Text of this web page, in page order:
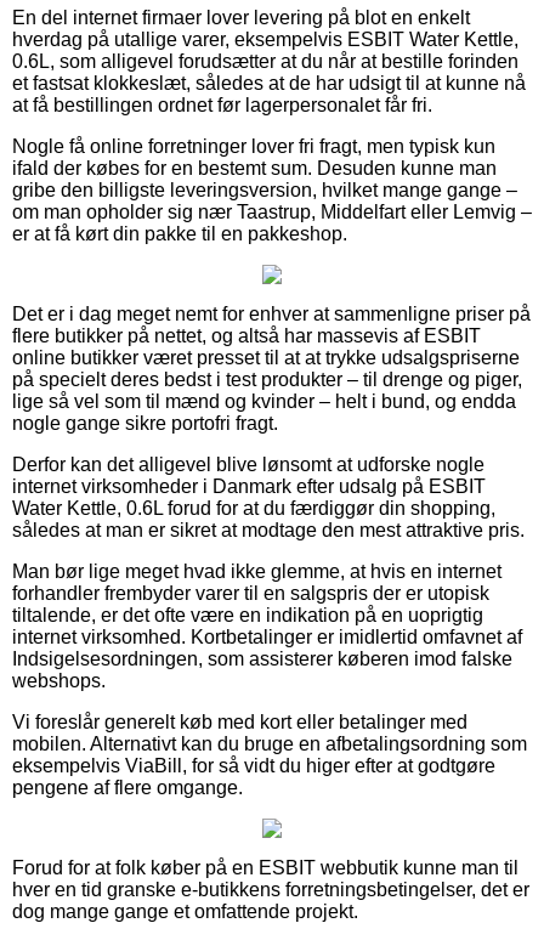
En del internet firmaer lover levering på blot en enkelt
hverdag på utallige varer, eksempelvis ESBIT Water Kettle,
0.6L, som alligevel forudsætter at du når at bestille forinden
et fastsat klokkeslæt, således at de har udsigt til at kunne nå
at få bestillingen ordnet før lagerpersonalet får fri.
Nogle få online forretninger lover fri fragt, men typisk kun
ifald der købes for en bestemt sum. Desuden kunne man
gribe den billigste leveringsversion, hvilket mange gange –
om man opholder sig nær Taastrup, Middelfart eller Lemvig –
er at få kørt din pakke til en pakkeshop.
Det er i dag meget nemt for enhver at sammenligne priser på
flere butikker på nettet, og altså har massevis af ESBIT
online butikker været presset til at at trykke udsalgspriserne
på specielt deres bedst i test produkter – til drenge og piger,
lige så vel som til mænd og kvinder – helt i bund, og endda
nogle gange sikre portofri fragt.
Derfor kan det alligevel blive lønsomt at udforske nogle
internet virksomheder i Danmark efter udsalg på ESBIT
Water Kettle, 0.6L forud for at du færdiggør din shopping,
således at man er sikret at modtage den mest attraktive pris.
Man bør lige meget hvad ikke glemme, at hvis en internet
forhandler frembyder varer til en salgspris der er utopisk
tiltalende, er det ofte være en indikation på en uoprigtig
internet virksomhed. Kortbetalinger er imidlertid omfavnet af
Indsigelsesordningen, som assisterer køberen imod falske
webshops.
Vi foreslår generelt køb med kort eller betalinger med
mobilen. Alternativt kan du bruge en afbetalingsordning som
eksempelvis ViaBill, for så vidt du higer efter at godtgøre
pengene af flere omgange.
Forud for at folk køber på en ESBIT webbutik kunne man til
hver en tid granske e-butikkens forretningsbetingelser, det er
dog mange gange et omfattende projekt.